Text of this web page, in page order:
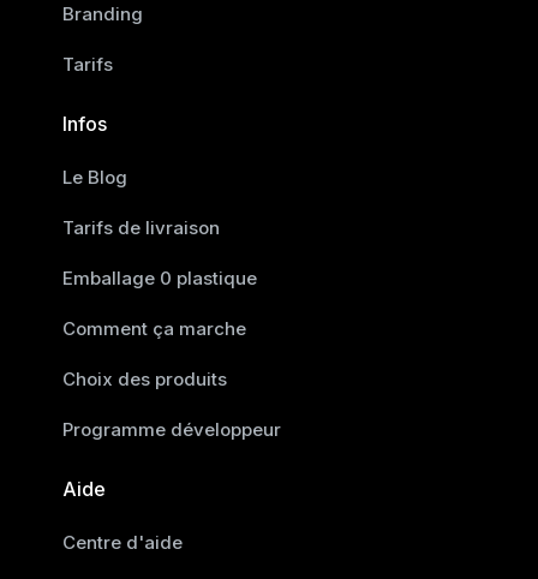
Branding
Tarifs
Infos
Le Blog
Tarifs de livraison
Emballage 0 plastique
Comment ça marche
Choix des produits
Programme développeur
Aide
Centre d'aide